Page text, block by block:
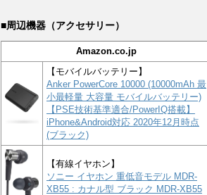
■周辺機器（アクセサリー）
Amazon.co.jp
【モバイルバッテリー】
Anker PowerCore 10000 (10000mAh 最
小最軽量 大容量 モバイルバッテリー)
【PSE技術基準適合/PowerIQ搭載】
iPhone&Android対応 2020年12月時点
(ブラック)
【有線イヤホン】
ソニー イヤホン 重低音モデル MDR-
XB55 : カナル型 ブラック MDR-XB55